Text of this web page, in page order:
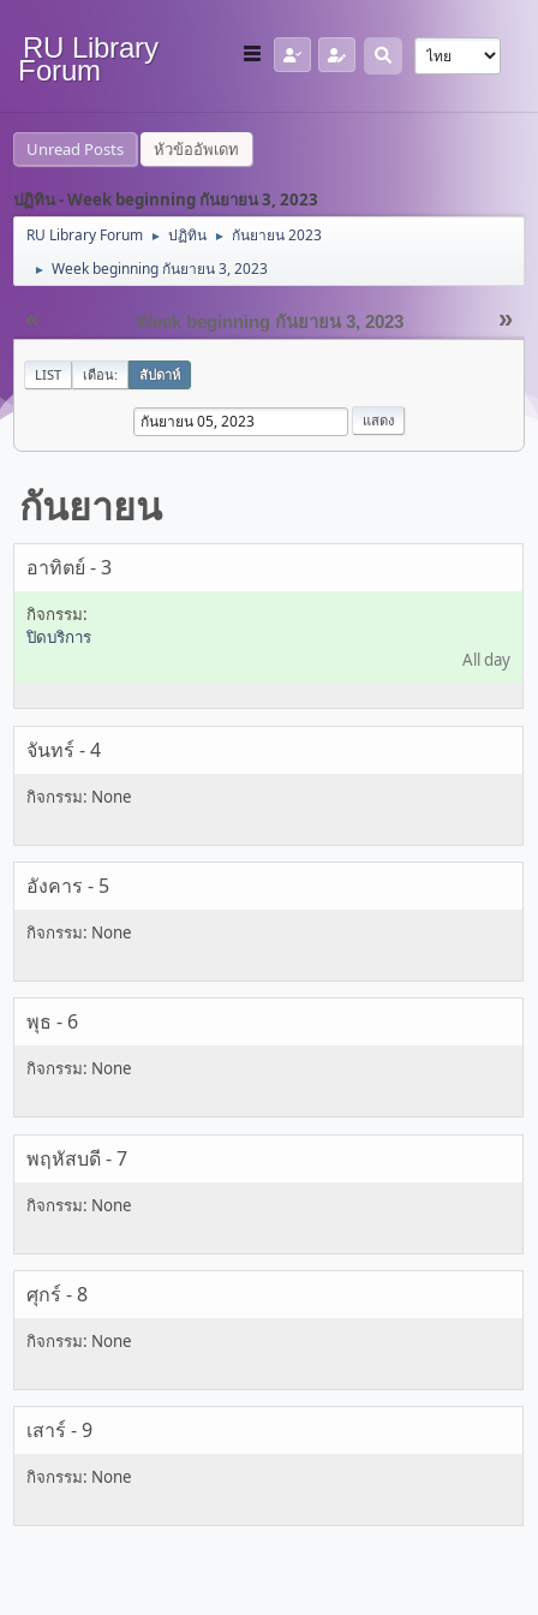
RU Library
Forum
Unread Posts หัวข้ออัพเดท
ปฏิทิน - Week beginning กันยายน 3, 2023
RU Library Forum ► ปฏิทิน ► กันยายน 2023
► Week beginning กันยายน 3, 2023
« »
Week beginning กันยายน 3, 2023
LIST เดือน: สัปดาห์
กันยายน
อาทิตย์ - 3
ปิดบริการ
All day
จันทร์ - 4
อังคาร - 5
พุธ - 6
พฤหัสบดี - 7
ศุกร์ - 8
เสาร์ - 9